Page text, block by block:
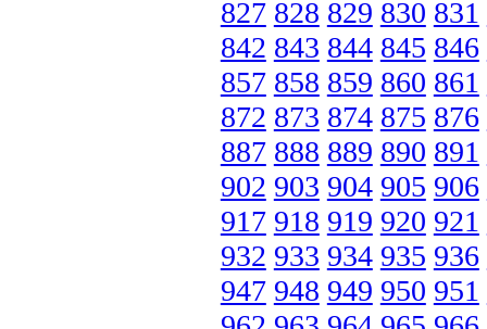
827 828 829 830 831
842 843 844 845 846
857 858 859 860 861
872 873 874 875 876
887 888 889 890 891
902 903 904 905 906
917 918 919 920 921
932 933 934 935 936
947 948 949 950 951